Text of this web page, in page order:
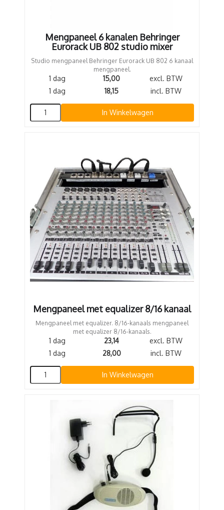
Mengpaneel 6 kanalen Behringer
Eurorack UB 802 studio mixer
Studio mengpaneel Behringer Eurorack UB 802 6 kanaal
mengpaneel.
1 dag 15,00
excl. BTW
1 dag
18,15 incl. BTW
In Winkelwagen
Mengpaneel met equalizer 8/16 kanaal
Mengpaneel met equalizer. 8/16-kanaals mengpaneel
met equalizer 8/16-kanaals.
1 dag 23,14
excl. BTW
1 dag
28,00 incl. BTW
In Winkelwagen